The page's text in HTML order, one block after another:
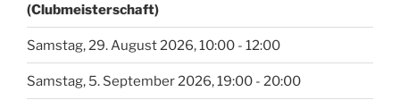
(Clubmeisterschaft)
Samstag, 29. August 2026, 10:00 - 12:00
Samstag, 5. September 2026, 19:00 - 20:00